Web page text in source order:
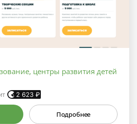
центры развития детей
2 623 ₽
Подробнее